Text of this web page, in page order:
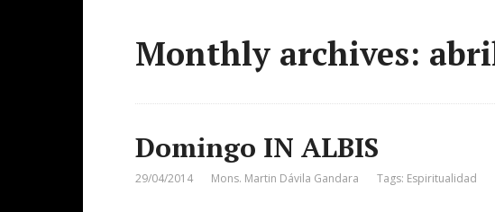
Monthly archives:
Domingo IN ALBIS
29/04/2014 Mons. Martin Dávila Gandara Tags: Espiritualidad